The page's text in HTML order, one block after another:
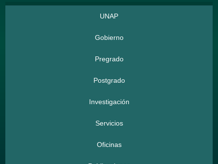
UNAP
Gobierno
Pregrado
Postgrado
Investigación
Servicios
Oficinas